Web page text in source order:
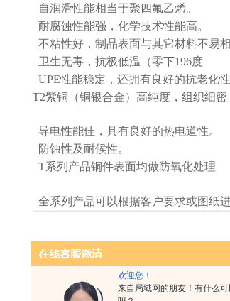
欢迎您！
来自局域网的朋友！有什么
自润滑性能相当于聚四氟乙烯。
耐腐蚀性能强，化学技术性能高。
不粘性好，制品表面与其它材料不易相
卫生无毒，抗极低温（零下196度
UPE性能稳定，还拥有良好的抗老化
T2紫铜（铜银合金）高纯度，组织细
导电性能佳，具有良好的热电道性。
防蚀性及耐候性。
T系列产品铜件表面均做防氧化处理
全系列产品可以根据客户要求或图纸